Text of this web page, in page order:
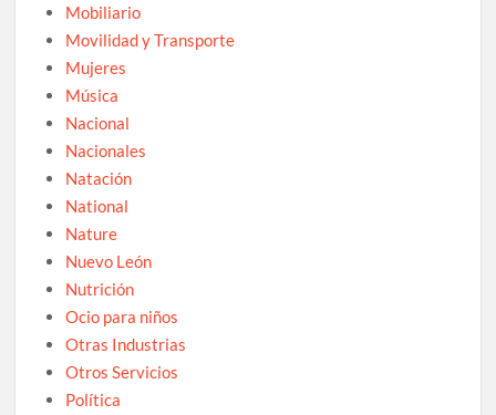
Mobiliario
Movilidad y Transporte
Mujeres
Música
Nacional
Nacionales
Natación
National
Nature
Nuevo León
Nutrición
Ocio para niños
Otras Industrias
Otros Servicios
Política